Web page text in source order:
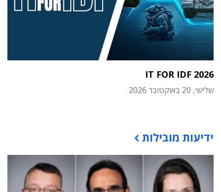
IT FOR IDF 2026
שלישי, 20 באוקטובר 2026
ידיעות מובילות